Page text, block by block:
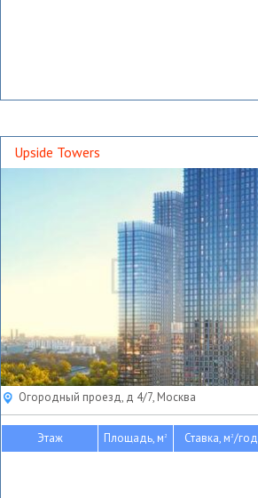
Upside Towers
Огородный проезд, д 4/7, Москва
Этаж Площадь, м2 Ставка, м2/год